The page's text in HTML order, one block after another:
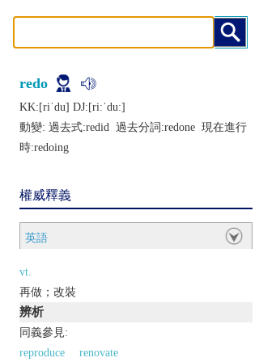
redo
KK:[riˈdu] DJ:[riːˈduː]
動變: 過去式:redid 過去分詞:redone 現在進行
時:redoing
權威釋義
英語
vt.
再做；改裝
辨析
同義參見:
reproduce
renovate